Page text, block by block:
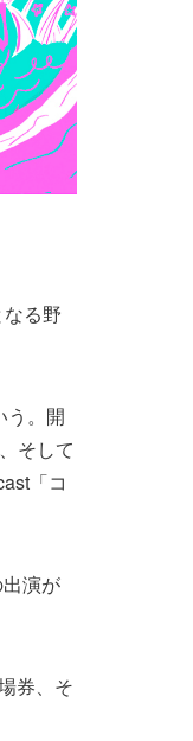
る野
う。開
そして
「コ
演が
券、そ